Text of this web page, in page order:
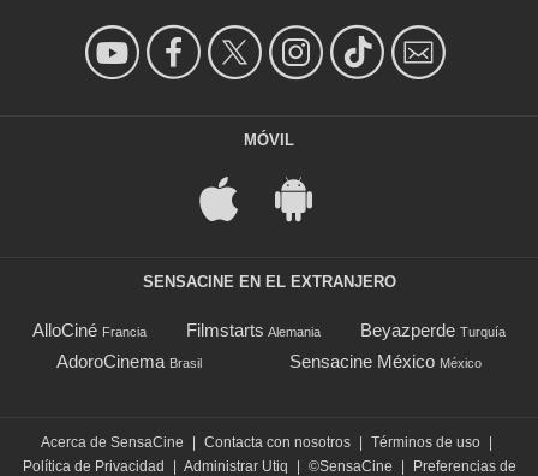
MÓVIL
SENSACINE EN EL EXTRANJERO
AlloCiné Francia Filmstarts Alemania Beyazperde Turquía
AdoroCinema Brasil Sensacine México México
Acerca de SensaCine Contacta con nosotros Términos de uso
Política de Privacidad
Administrar Utiq ©SensaCine Preferencias de